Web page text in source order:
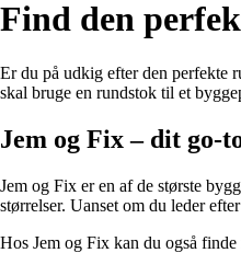
Find den
Er du på udkig efter den perfekte
skal bruge en rundstok til et
Jem og Fix – dit go-
Jem og Fix er en af de største
størrelser. Uanset om du leder
Hos Jem og Fix kan du også